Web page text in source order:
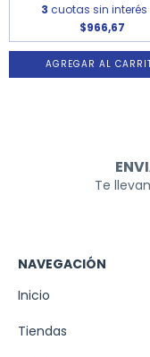
3 cuotas sin interés
$966,67
Te
NAVEGACIÓN
Inicio
Tiendas